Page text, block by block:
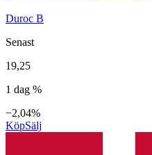
Duroc B
Senast
19,25
1 dag %
−2,04%
KöpSälj